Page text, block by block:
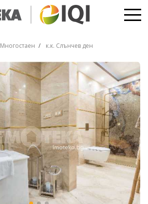
Многостаен к.к. Слънчев ден